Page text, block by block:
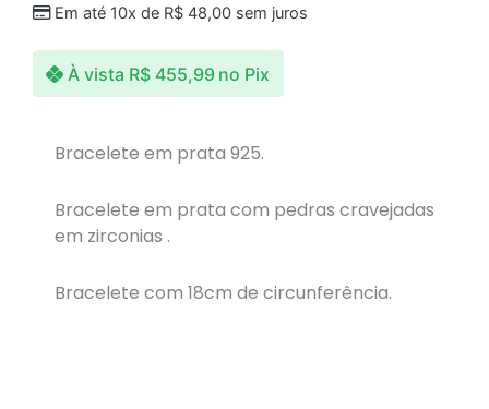
Em até 10x de R$48,00sem juros
À vista R$455,99 no Pix
Bracelete em prata 925.
Bracelete em prata com pedras cravejadas
em zirconias .
Bracelete com 18cm de circunferência.